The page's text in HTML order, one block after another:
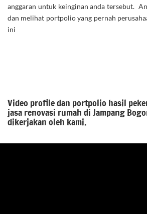
anggaran untuk keinginan anda tersebut.
dan melihat portpolio yang pernah
ini
Video profile dan portpolio hasil
jasa renovasi rumah di Jampang
dikerjakan oleh kami.